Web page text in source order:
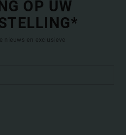
OP UW
nieuws en exclusieve